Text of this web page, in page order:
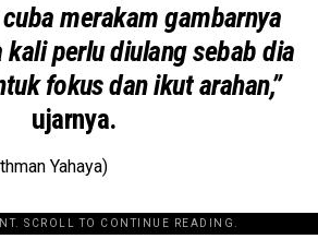
merakam gambarnya
kali perlu diulang sebab dia
fokus dan ikut arahan,”
ujarnya.
Yahaya)
SCROLL TO CONTINUE READING.